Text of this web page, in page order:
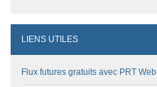
LIENS UTILES
Flux futures gratuits avec PRT Web